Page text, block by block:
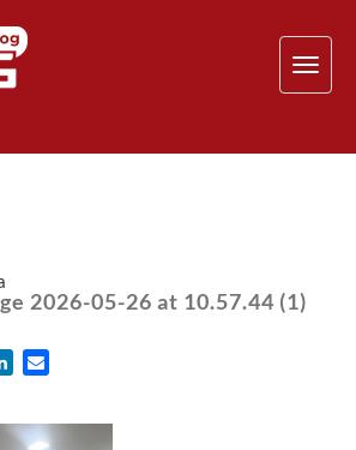
2026-05-26 at 10.57.44 (1)